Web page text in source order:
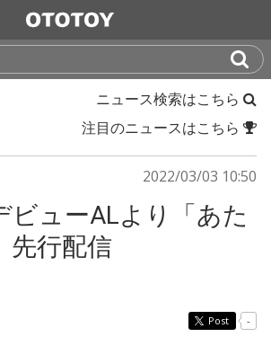
ニュース検索はこちら
注目のニュースはこちら
2022/03/03 10:50
ビューALより「あた
先行配信
Post -